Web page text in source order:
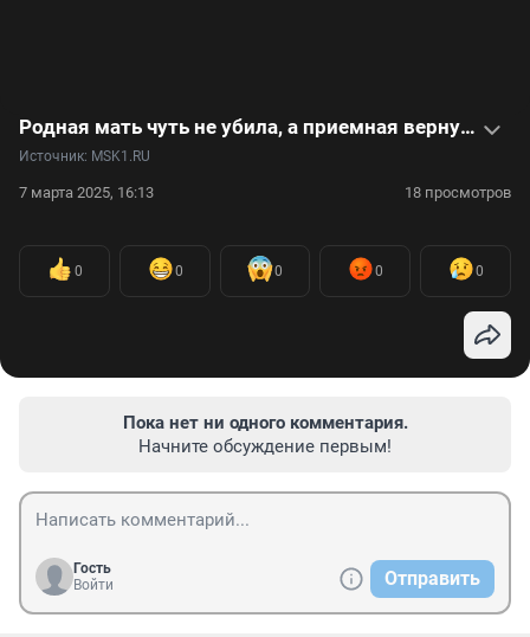
Родная мать чуть не убила, а приемная вернула в детдом: видеоинтервью с самой сильной женщиной России
Источник: MSK1.RU
7 марта 2025, 16:13 18 просмотров
0 0 0 0 0
Пока нет ни одного комментария.
Начните обсуждение первым!
Гость
Войти
Отправить